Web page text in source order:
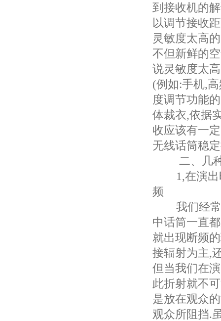
到接收机的
以调节接收
灵敏度太高
不但新鲜的
说灵敏度太
(例如:手机,
度调节功能
体裁衣,依据
收应该有一
无线话筒稳
二、几种
1,在演出时
频
我们经常
中话筒一直
就出现断频
接辐射为主,
但当我们在
此折射就不
是放在观众
观众所阻挡.